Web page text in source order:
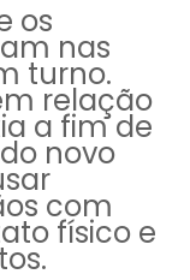
os
nas
turno.
relação
a fim de
novo
com
físico e